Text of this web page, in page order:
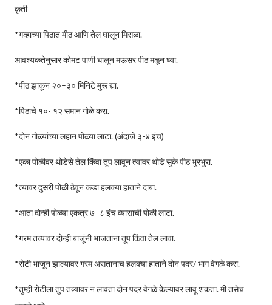
कृती
*गव्हाच्या पिठात मीठ आणि तेल घालून मिसळा.
आवश्यकतेनुसार कोमट पाणी घालून मऊसर पीठ मळून घ्या.
*पीठ झाकून २०–३० मिनिटे मुरू द्या.
*पिठाचे १०- १२ समान गोळे करा.
*दोन गोळ्यांच्या लहान पोळ्या लाटा. (अंदाजे ३-४ इंच)
*एका पोळीवर थोडेसे तेल किंवा तूप लावून त्यावर थोडे सुके पीठ भुरभुरा.
*त्यावर दुसरी पोळी ठेवून कडा हलक्या हाताने दाबा.
*आता दोन्ही पोळ्या एकत्र ७–८ इंच व्यासाची पोळी लाटा.
*गरम तव्यावर दोन्ही बाजूंनी भाजताना तूप किंवा तेल लावा.
*रोटी भाजून झाल्यावर गरम असतानाच हलक्या हाताने दोन पदर/ भाग वेगळे करा.
*तुम्ही रोटीला तुप तव्यावर न लावता दोन पदर वेगळे केल्यावर लावू शकता. मी तसेच